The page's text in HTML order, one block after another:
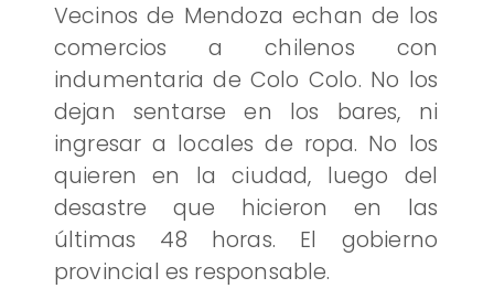
Vecinos de Mendoza echan de los
comercios a chilenos con
indumentaria de Colo Colo. No los
dejan sentarse en los bares, ni
ingresar a locales de ropa. No los
quieren en la ciudad, luego del
desastre que hicieron en las
últimas 48 horas. El gobierno
provincial es responsable.